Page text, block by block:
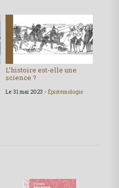
L’histoire est-elle une
science ?
Le 31 mai 2023 - Épistémologie